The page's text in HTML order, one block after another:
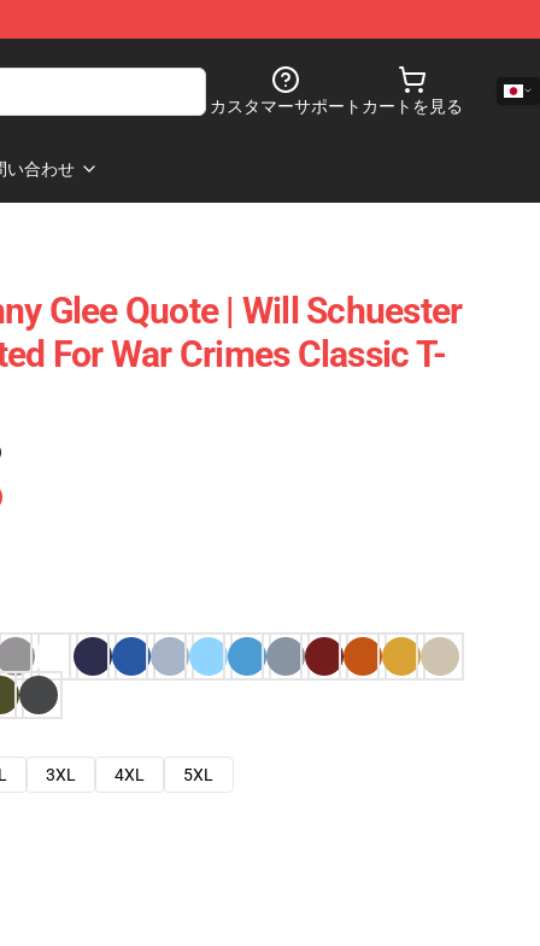
カスタマーサポート カートを見る
い合わせ
Glee Quote | Will Schuester
For War Crimes Classic T-
3XL 4XL
5XL